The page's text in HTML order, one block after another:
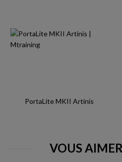
PortaLite MKII Artinis
VOUS